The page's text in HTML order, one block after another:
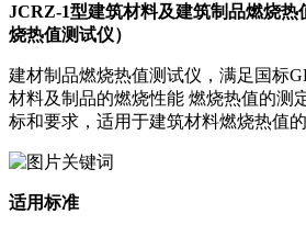
JCRZ-1型建筑材料及建筑制品燃烧热
烧热值测试仪）
建材制品燃烧热值测试仪，满足国标
材料及制品的燃烧性能 燃烧热值的测
标和要求，适用于建筑材料燃烧热值的
适用标准